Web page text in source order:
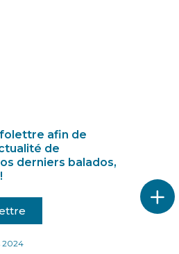
afin de
de
derniers balados,
2024